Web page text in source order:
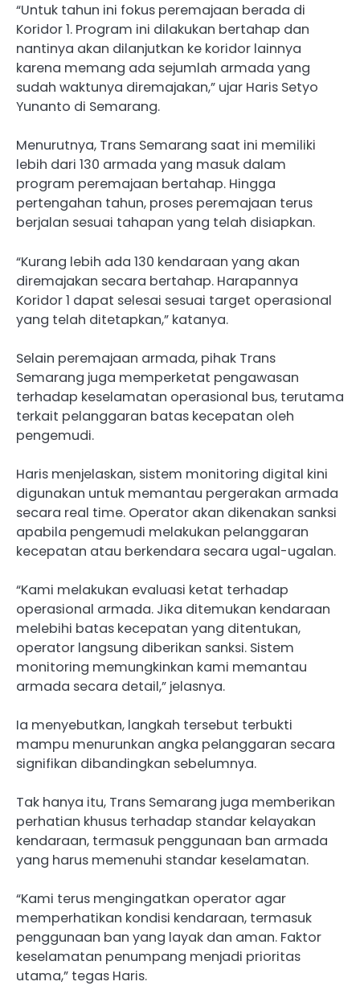
“Untuk tahun ini fokus peremajaan berada di
Koridor 1. Program ini dilakukan bertahap dan
nantinya akan dilanjutkan ke koridor lainnya
karena memang ada sejumlah armada yang
sudah waktunya diremajakan,” ujar Haris Setyo
Yunanto di Semarang.
Menurutnya, Trans Semarang saat ini memiliki
lebih dari 130 armada yang masuk dalam
program peremajaan bertahap. Hingga
pertengahan tahun, proses peremajaan terus
berjalan sesuai tahapan yang telah disiapkan.
“Kurang lebih ada 130 kendaraan yang akan
diremajakan secara bertahap. Harapannya
Koridor 1 dapat selesai sesuai target operasional
yang telah ditetapkan,” katanya.
Selain peremajaan armada, pihak Trans
Semarang juga memperketat pengawasan
terhadap keselamatan operasional bus, terutama
terkait pelanggaran batas kecepatan oleh
pengemudi.
Haris menjelaskan, sistem monitoring digital kini
digunakan untuk memantau pergerakan armada
secara real time. Operator akan dikenakan sanksi
apabila pengemudi melakukan pelanggaran
kecepatan atau berkendara secara ugal-ugalan.
“Kami melakukan evaluasi ketat terhadap
operasional armada. Jika ditemukan kendaraan
melebihi batas kecepatan yang ditentukan,
operator langsung diberikan sanksi. Sistem
monitoring memungkinkan kami memantau
armada secara detail,” jelasnya.
Ia menyebutkan, langkah tersebut terbukti
mampu menurunkan angka pelanggaran secara
signifikan dibandingkan sebelumnya.
Tak hanya itu, Trans Semarang juga memberikan
perhatian khusus terhadap standar kelayakan
kendaraan, termasuk penggunaan ban armada
yang harus memenuhi standar keselamatan.
“Kami terus mengingatkan operator agar
memperhatikan kondisi kendaraan, termasuk
penggunaan ban yang layak dan aman. Faktor
keselamatan penumpang menjadi prioritas
utama,” tegas Haris.